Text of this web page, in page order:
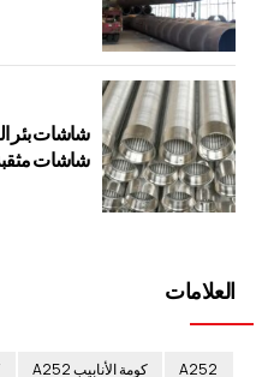
شاشات بئر
شاشات
العلامات
A252 كومة الأنابيب A252